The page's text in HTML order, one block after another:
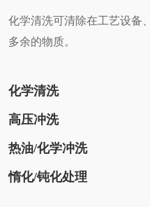
化学清洗可清除在工艺设备
多余的物质。
化学清洗
高压冲洗
热油/化学冲洗
惰化/钝化处理